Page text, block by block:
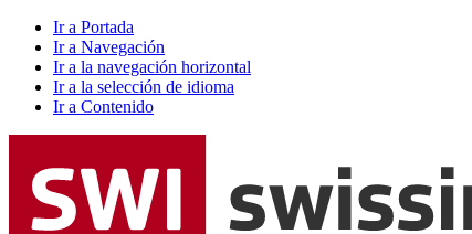
Ir a Portada
Ir a Navegación
Ir a la navegación horizontal
Ir a la selección de idioma
Ir a Contenido